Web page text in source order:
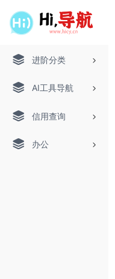
进阶分类
AI工具导航
信用查询
办公